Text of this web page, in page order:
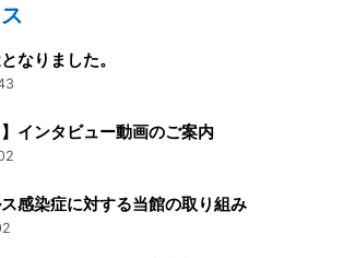
なりました。
】インタビュー動画のご案内
感染症に対する当館の取り組み